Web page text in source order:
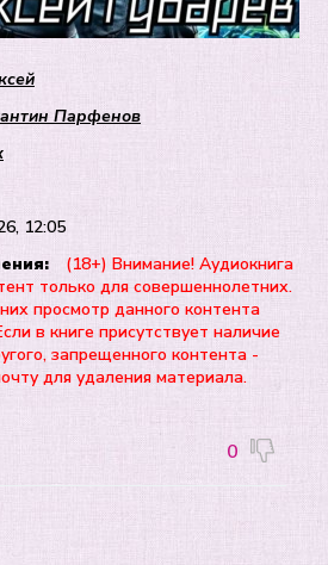
Парфенов
12:05
(18+) Внимание! Аудиокнига
только для совершеннолетних.
просмотр данного контента
в книге присутствует наличие
запрещенного контента -
для удаления материала.
0